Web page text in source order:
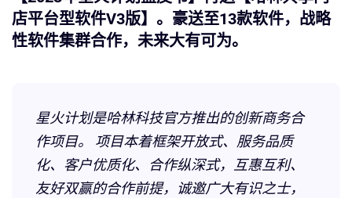
店平台型软件V3版】。豪送至13款软件，战略
性软件集群合作，未来大有可为。
星火计划是哈林科技官方推出的创新商务合
作项目。 项目本着框架开放式、服务品质
化、客户优质化、合作纵深式，互惠互利、
友好双赢的合作前提，诚邀广大有识之士，